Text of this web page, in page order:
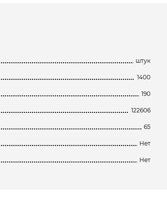
штук
1400
190
122606
65
Нет
Нет